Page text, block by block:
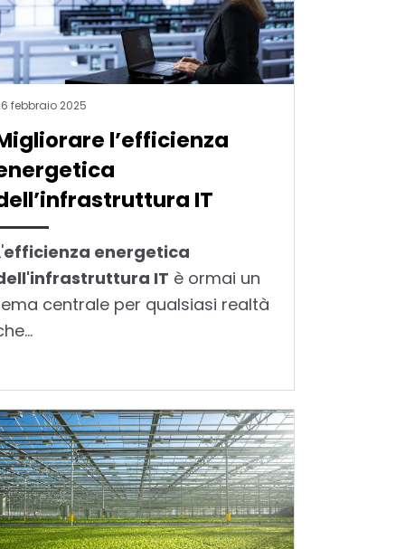
febbraio 2025
l’efficienza
IT
efficienza energetica
IT è ormai un
centrale per qualsiasi realtà